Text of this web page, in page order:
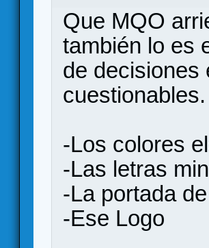
Que MQO
también lo es
de decisiones
cuestionables.
-Los colores
-Las letras
-La portada
-Ese Logo